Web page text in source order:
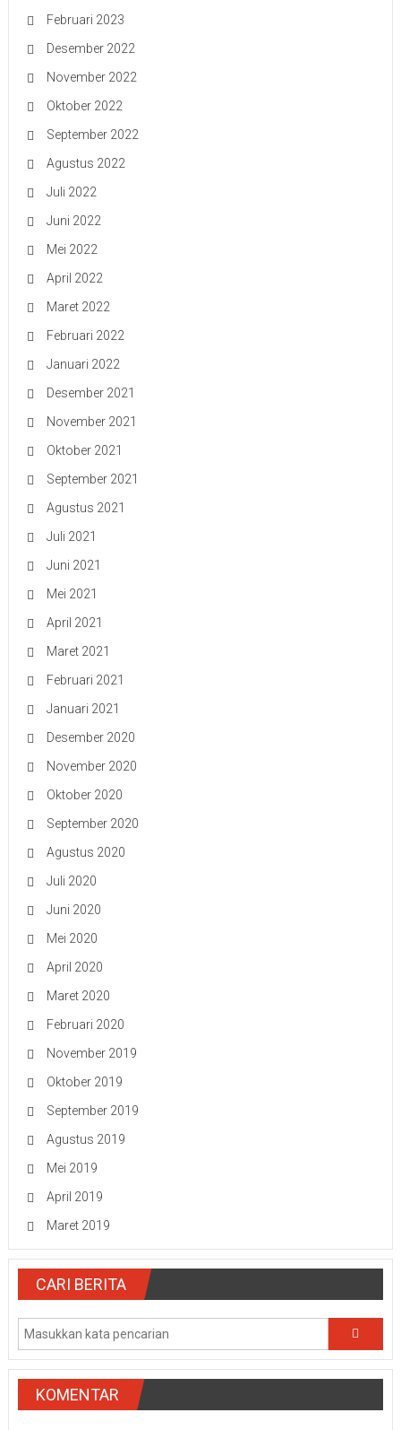
Februari 2023
Desember 2022
November 2022
Oktober 2022
September 2022
Agustus 2022
Juli 2022
Juni 2022
Mei 2022
April 2022
Maret 2022
Februari 2022
Januari 2022
Desember 2021
November 2021
Oktober 2021
September 2021
Agustus 2021
Juli 2021
Juni 2021
Mei 2021
April 2021
Maret 2021
Februari 2021
Januari 2021
Desember 2020
November 2020
Oktober 2020
September 2020
Agustus 2020
Juli 2020
Juni 2020
Mei 2020
April 2020
Maret 2020
Februari 2020
November 2019
Oktober 2019
September 2019
Agustus 2019
Mei 2019
April 2019
Maret 2019
CARI BERITA
KOMENTAR